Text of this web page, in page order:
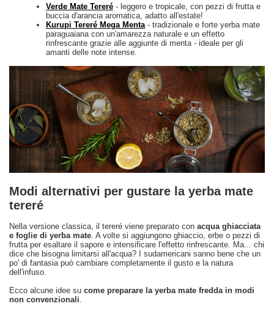
Verde Mate Tereré - leggero e tropicale, con pezzi di frutta e
buccia d'arancia aromatica, adatto all'estate!
Kurupi Tereré Mega Menta- tradizionale e forte yerba mate
paraguaiana con un'amarezza naturale e un effetto
rinfrescante grazie alle aggiunte di menta - ideale per gli
amanti delle note intense.
Modi alternativi per gustare la yerba mate
tereré
Nella versione classica, il tereré viene preparato con acqua ghiacciata
e foglie di yerba mate . A volte si aggiungono ghiaccio, erbe o pezzi di
frutta per esaltare il sapore e intensificare l'effetto rinfrescante. Ma... chi
dice che bisogna limitarsi all'acqua? I sudamericani sanno bene che un
po' di fantasia può cambiare completamente il gusto e la natura
dell'infuso.
Ecco alcune idee su come preparare la yerba mate fredda in modi
non convenzionali